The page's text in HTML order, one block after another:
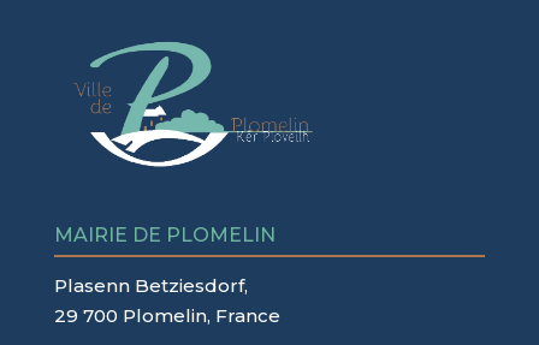
MAIRIE DE PLOMELIN
Plasenn Betziesdorf,
29 700 Plomelin, France